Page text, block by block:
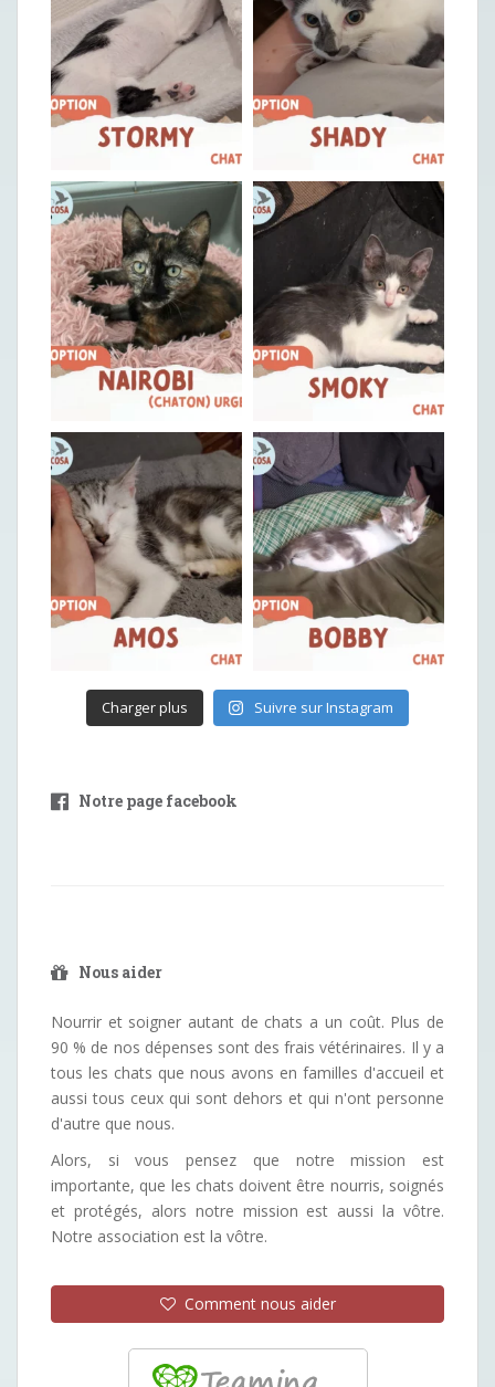
Charger plus Suivre sur Instagram
Notre page facebook
Nous aider
Nourrir et soigner autant de chats a un coût. Plus de
90 % de nos dépenses sont des frais vétérinaires. Il y a
tous les chats que nous avons en familles d'accueil et
aussi tous ceux qui sont dehors et qui n'ont personne
d'autre que nous.
Alors, si vous pensez que notre mission est
importante, que les chats doivent être nourris, soignés
et protégés, alors notre mission est aussi la vôtre.
Notre association est la vôtre.
Comment nous aider